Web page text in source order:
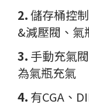
2.儲存桶控
&減壓閥、氣
3. 手動充氣
為氣瓶充氣
4. 有CGA、